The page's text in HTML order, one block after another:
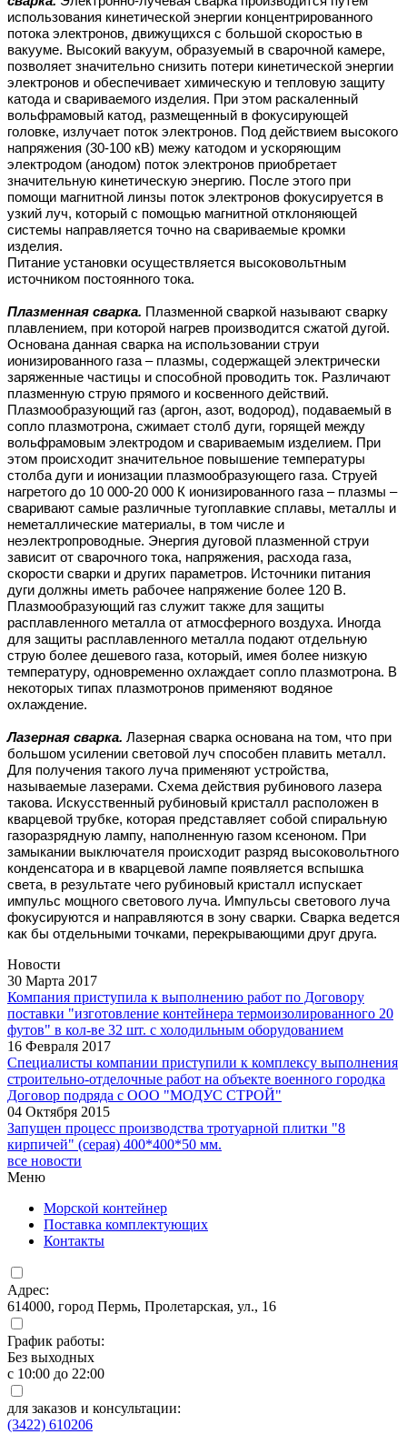
использования кинетической энергии концентрированного
потока электронов, движущихся с большой скоростью в
вакууме. Высокий вакуум, образуемый в сварочной камере,
позволяет значительно снизить потери кинетической энергии
электронов и обеспечивает химическую и тепловую защиту
катода и свариваемого изделия. При этом раскаленный
вольфрамовый катод, размещенный в фокусирующей
головке, излучает поток электронов. Под действием высокого
напряжения (30-100 кВ) межу катодом и ускоряющим
электродом (анодом) поток электронов приобретает
значительную кинетическую энергию. После этого при
помощи магнитной линзы поток электронов фокусируется в
узкий луч, который с помощью магнитной отклоняющей
системы направляется точно на свариваемые кромки
изделия.
Питание установки осуществляется высоковольтным
источником постоянного тока.
Плазменная сварка. Плазменной сваркой называют сварку
плавлением, при которой нагрев производится сжатой дугой.
Основана данная сварка на использовании струи
ионизированного газа – плазмы, содержащей электрически
заряженные частицы и способной проводить ток. Различают
плазменную струю прямого и косвенного действий.
Плазмообразующий газ (аргон, азот, водород), подаваемый в
сопло плазмотрона, сжимает столб дуги, горящей между
вольфрамовым электродом и свариваемым изделием. При
этом происходит значительное повышение температуры
столба дуги и ионизации плазмообразующего газа. Струей
нагретого до 10 000-20 000 К ионизированного газа – плазмы –
сваривают самые различные тугоплавкие сплавы, металлы и
неметаллические материалы, в том числе и
неэлектропроводные. Энергия дуговой плазменной струи
зависит от сварочного тока, напряжения, расхода газа,
скорости сварки и других параметров. Источники питания
дуги должны иметь рабочее напряжение более 120 В.
Плазмообразующий газ служит также для защиты
расплавленного металла от атмосферного воздуха. Иногда
для защиты расплавленного металла подают отдельную
струю более дешевого газа, который, имея более низкую
температуру, одновременно охлаждает сопло плазмотрона. В
некоторых типах плазмотронов применяют водяное
охлаждение.
Лазерная сварка. Лазерная сварка основана на том, что при
большом усилении световой луч способен плавить металл.
Для получения такого луча применяют устройства,
называемые лазерами. Схема действия рубинового лазера
такова. Искусственный рубиновый кристалл расположен в
кварцевой трубке, которая представляет собой спиральную
газоразрядную лампу, наполненную газом ксеноном. При
замыкании выключателя происходит разряд высоковольтного
конденсатора и в кварцевой лампе появляется вспышка
света, в результате чего рубиновый кристалл испускает
импульс мощного светового луча. Импульсы светового луча
фокусируются и направляются в зону сварки. Сварка ведется
как бы отдельными точками, перекрывающими друг друга.
Новости
30 Марта 2017
Компания приступила к выполнению работ по Договору
поставки "изготовление контейнера термоизолированного 20
футов" в кол-ве 32 шт. с холодильным оборудованием
16 Февраля 2017
Специалисты компании приступили к комплексу выполнения
строительно-отделочные работ на объекте военного городка
Договор подряда с ООО "МОДУС СТРОЙ"
04 Октября 2015
Запущен процесс производства тротуарной плитки "8
кирпичей" (серая) 400*400*50 мм.
все новости
Меню
Морской контейнер
Поставка комплектующих
Контакты
Адрес:
614000, город Пермь, Пролетарская, ул., 16
График работы:
Без выходных
с 10:00 до 22:00
для заказов и консультации:
(3422) 610206